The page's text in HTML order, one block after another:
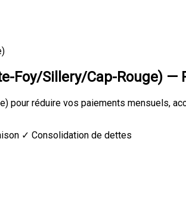
Foy/Sillery/Cap-Rouge) —
pour réduire vos paiements mensuels,
✓ Consolidation de dettes